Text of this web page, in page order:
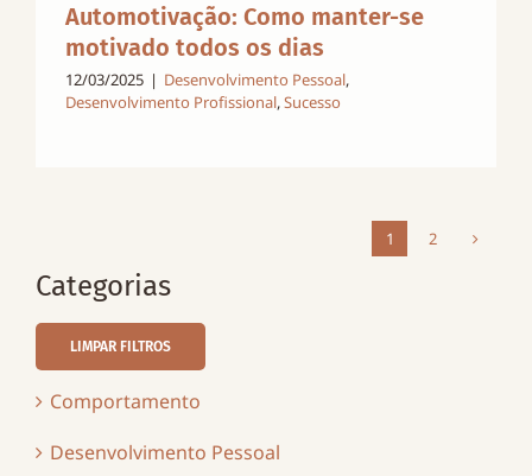
Automotivação: Como manter-se
motivado todos os dias
12/03/2025 | Desenvolvimento Pessoal,
Desenvolvimento Profissional,Sucesso
1 2
Categorias
LIMPAR FILTROS
Comportamento
Desenvolvimento Pessoal